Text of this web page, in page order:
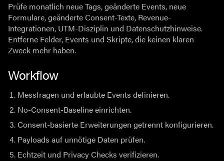
Prüfe monatlich neue Tags, geänderte Events, neue
Formulare, geänderte Consent-Texte, Revenue-
Integrationen, UTM-Disziplin und Datenschutzhinweise.
Entferne Felder, Events und Skripte, die keinen klaren
Zweck mehr haben.
Workflow
Messfragen und erlaubte Events definieren.
No-Consent-Baseline einrichten.
Consent-basierte Erweiterungen getrennt konfigurieren.
Payloads auf unnötige Daten prüfen.
Echtzeit und Privacy Checks verifizieren.